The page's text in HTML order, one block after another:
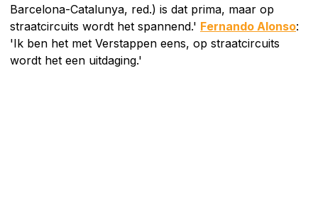
Barcelona-Catalunya, red.) is dat prima, maar op
straatcircuits wordt het spannend.' Fernando Alonso:
'Ik ben het met Verstappen eens, op straatcircuits
wordt het een uitdaging.'